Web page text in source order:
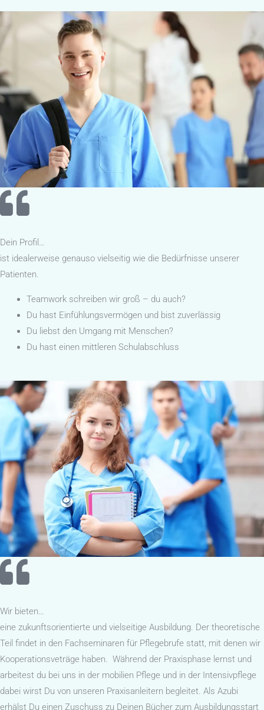
Dein Profil…
ist idealerweise genauso viel­sei­tig wie die Bedürf­nisse unserer
Patienten.
Teamwork schreiben wir groß – du auch?
Du hast Einfühlungsvermögen und bist zuverlässig
Du liebst den Umgang mit Menschen?
Du hast einen mittleren Schulabschluss
Wir bieten…
eine zukunftsorientierte und vielseitige Ausbildung. Der theoretische
Teil findet in den Fachseminaren für Pflegebrufe statt, mit denen wir
Kooperationsveträge haben. Während der Praxisphase lernst und
arbeitest du bei uns in der mobilien Pflege und in der Intensivpflege
dabei wirst Du von unseren Praxisanleitern begleitet. Als Azubi
erhälst Du einen Zuschuss zu Deinen Bücher zum Ausbildungsstart